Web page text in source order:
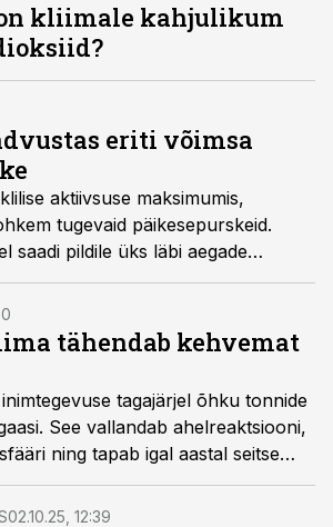
kliimale kahjulikum
eriti võimsa
aktiivsuse maksimumis,
tugevaid päikesepurskeid.
saadi pildile üks läbi aegade
tähendab kehvemat
tagajärjel õhku tonnide
See vallandab ahelreaktsiooni,
ning tapab igal aastal seitse
aitavad meil õhku puhastada
neelav asfalt.
02.10.25, 12:39